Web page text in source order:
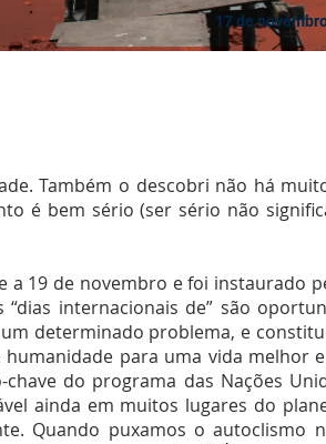
17 de
Também o descobri não há
é bem sério (ser sério não
a 19 de novembro e foi instaurado
“dias internacionais de” são
determinado problema, e
para uma vida melhor
do programa das Nações
ainda em muitos lugares do
Quando puxamos o autoclismo